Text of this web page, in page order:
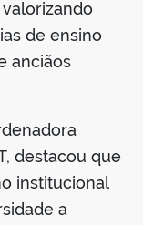
de ensino
anciãos
destacou que
institucional
a